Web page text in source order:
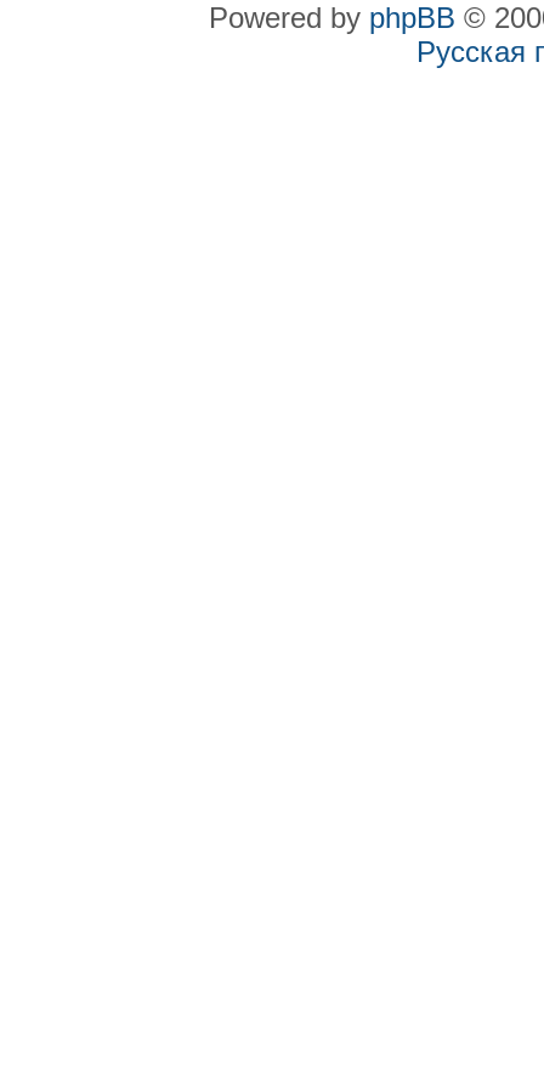
Powered by phpBB ©
Русская